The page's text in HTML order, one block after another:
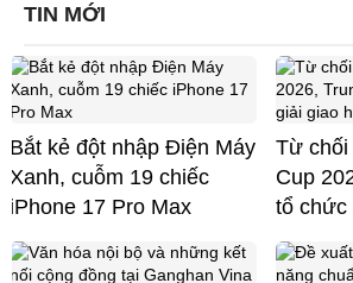
TIN MỚI
Bắt kẻ đột nhập Điện Máy
Xanh, cuỗm 19 chiếc
iPhone 17 Pro Max
Từ chối
Cup
tổ chức